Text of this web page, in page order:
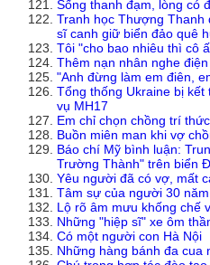
Sống thanh đạm, lòng có
Tranh học Thượng Thanh
sĩ canh giữ biển đảo quê
Tôi "cho bao nhiêu thì cô
Thêm nạn nhân nghe
"Anh đừng làm em điên,
Tổng thống Ukraine bị kết
vụ MH17
Em chỉ chọn chồng trí thức
Buồn miên man khi vợ
Báo chí Mỹ bình luận:
Trường Thành" trên biển
Yêu người đã có vợ, mất
Tâm sự của người 30
Lộ rõ âm mưu khống chế
Những "hiệp sĩ" xe ôm
Có một người con Hà Nội
Những hàng bánh đa cua